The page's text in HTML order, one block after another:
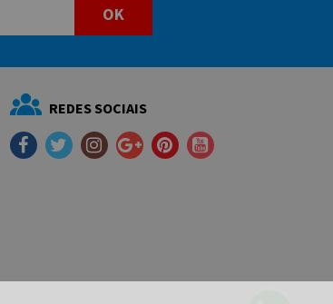
OK
REDES SOCIAIS